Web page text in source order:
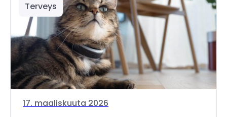
Terveys
17. maaliskuuta 2026